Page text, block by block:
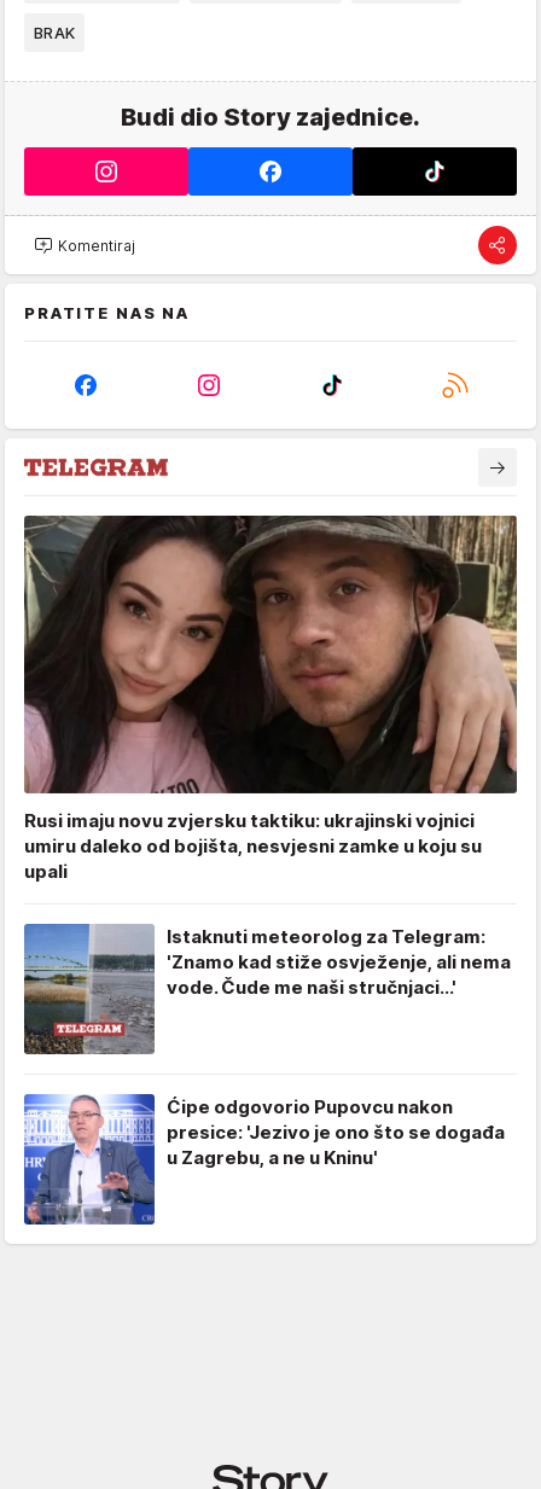
BRAK
Budi dio Story zajednice.
Komentiraj
PRATITE NAS NA
Rusi imaju novu zvjersku taktiku: ukrajinski vojnici
umiru daleko od bojišta, nesvjesni zamke u koju su
upali
Istaknuti meteorolog za Telegram:
'Znamo kad stiže osvježenje, ali nema
vode. Čude me naši stručnjaci...'
Ćipe odgovorio Pupovcu nakon
presice: 'Jezivo je ono što se događa
u Zagrebu, a ne u Kninu'